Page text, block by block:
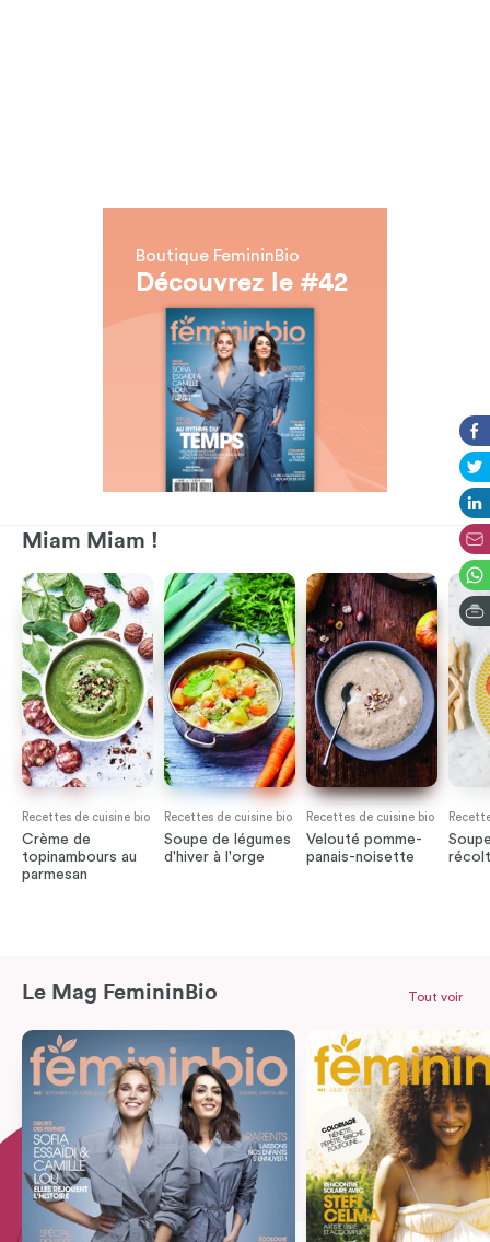
Boutique FemininBio
Découvrez le #42
Miam Miam !
Recettes de cuisine bio
Crème de
topinambours au
parmesan
Recettes de cuisine bio
Soupe de légumes
d'hiver à l'orge
Recettes de cuisine bio
Velouté pomme-
panais-noisette
Le Mag FemininBio Tout voir